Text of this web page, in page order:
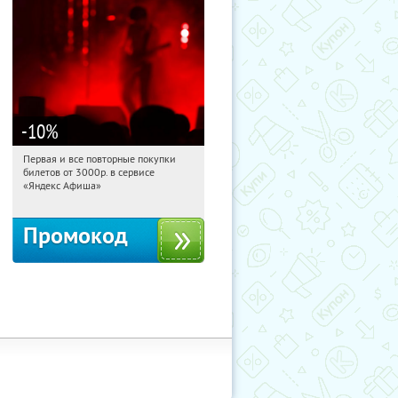
-10%
01:57:50 Получили:
Россия
Первая и все повторные покупки
билетов от 3000р. в сервисе
«Яндекс Афиша»
Промокод